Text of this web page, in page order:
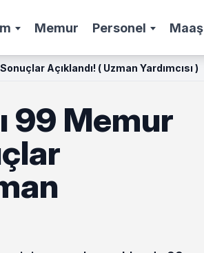
Memur Personel Maaş
Açıklandı! ( Uzman Yardımcısı )
99 Memur